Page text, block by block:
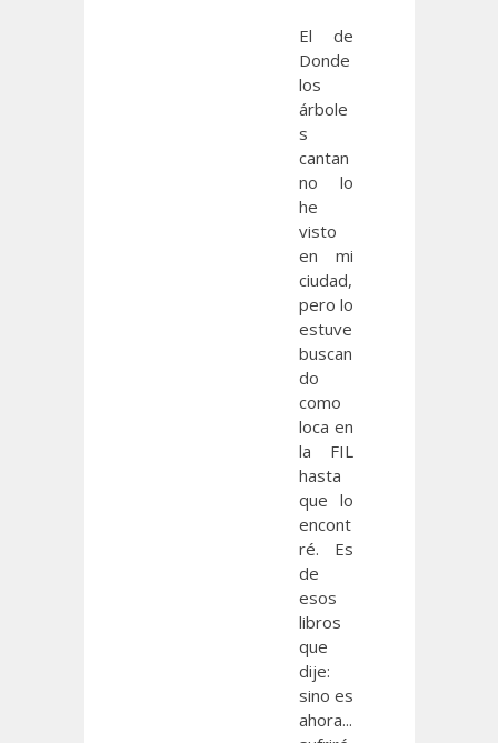
El de
Donde
los
árbole
s
cantan
no lo
he
visto
en mi
ciudad,
pero lo
estuve
buscan
do
como
loca en
la FIL
hasta
que lo
encont
ré. Es
de
esos
libros
que
dije:
sino es
ahora...